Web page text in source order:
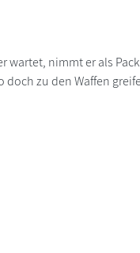
wartet, nimmt er als
zu den Waffen